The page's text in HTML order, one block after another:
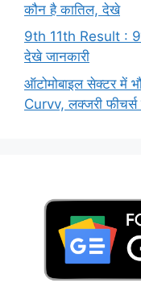
कौन है कातिल, देखे
9th 11th Result :
देखे जानकारी
ऑटोमोबाइल सेक्टर में
Curvv, लक्जरी